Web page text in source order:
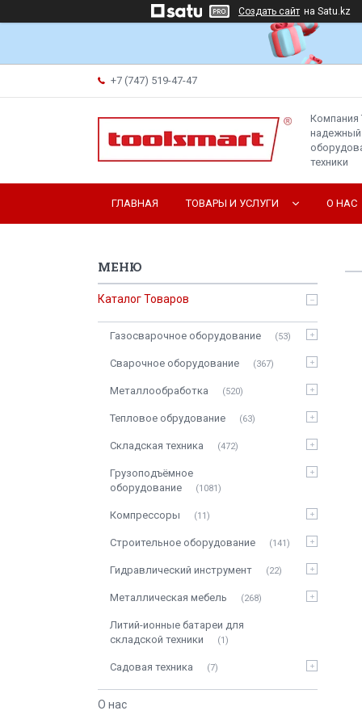
Создать сайт на Satu.kz
+7 (747) 519-47-47
Компания
техники
ГЛАВНАЯ ТОВАРЫ И УСЛУГИ О НАС
Каталог Товаров
Газосварочное оборудование 53
Сварочное оборудование 367
Металлообработка 520
Тепловое обрудование 63
Складская техника 472
Грузоподъёмное
оборудование
1081
Компрессоры 11
Строительное оборудование 141
Гидравлический инструмент 22
Металлическая мебель 268
Литий-ионные батареи для
складской техники
1
Садовая техника 7
О нас